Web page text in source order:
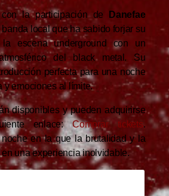
la participación de
Danefae
local que ha sabido forjar su
escena underground con un
del black metal. Su
perfecta para una noche
y emociones al límite.
disponibles y pueden adquirirse
enlace:Comprar tickets.
noche en la que la brutalidad y la
una experiencia inolvidable.